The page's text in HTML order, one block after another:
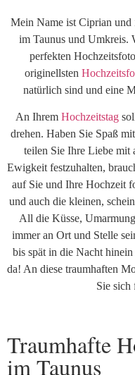
Mein Name ist Ciprian
im Taunus und Umkreis.
perfekten
originellsten
natürlich sind und eine
An Ihrem Hochzeitstag
drehen. Haben Sie Spaß
teilen Sie Ihre Liebe mit
Ewigkeit festzuhalten,
auf Sie und Ihre Hochzeit
und auch die kleinen,
All die Küsse,
immer an Ort und Stelle
bis spät in die Nacht
da! An diese traumhaften
Sie sich
Traumhafte
im Taunus